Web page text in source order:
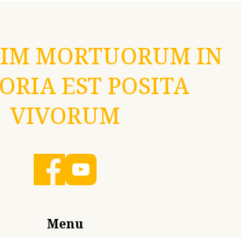
MORTUORUM IN
EST POSITA
VIVORUM
Menu